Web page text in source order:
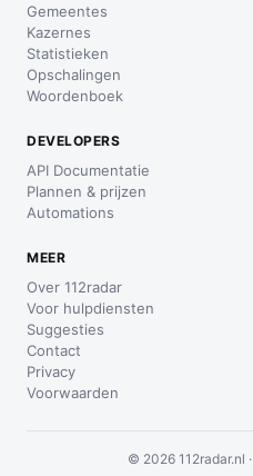
Gemeentes
Kazernes
Statistieken
Opschalingen
Woordenboek
DEVELOPERS
API Documentatie
Plannen & prijzen
Automations
MEER
Over 112radar
Voor hulpdiensten
Suggesties
Contact
Privacy
Voorwaarden
© 2026 112radar.nl ·